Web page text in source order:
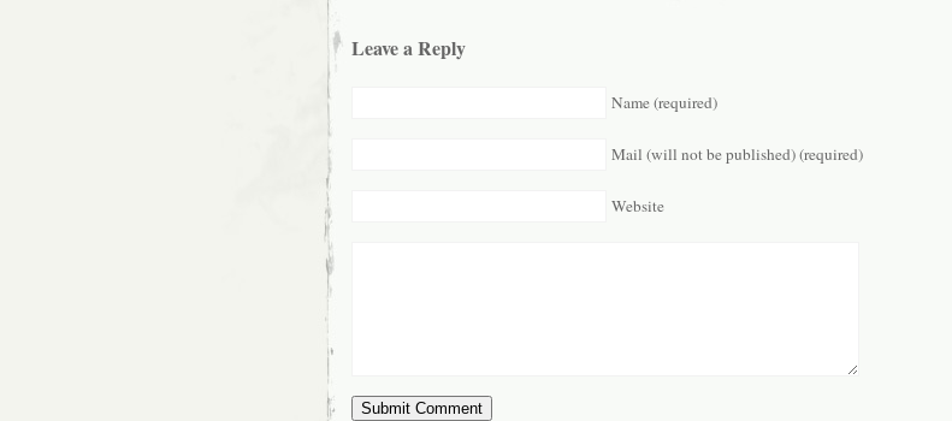
Leave a Reply
Name (required)
Mail (will not be published) (required)
Website